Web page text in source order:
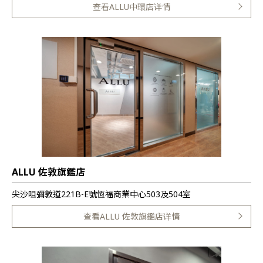
查看ALLU中環店详情
ALLU 佐敦旗鑑店
尖沙咀彌敦道221B-E號恆福商業中心503及504室
查看ALLU 佐敦旗鑑店详情